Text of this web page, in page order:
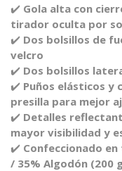
✔️ Gola alta con
tirador oculta por
✔️ Dos bolsillos de
velcro
✔️ Dos bolsillos
✔️ Puños elásticos y
presilla para mejor
✔️ Detalles
mayor visibilidad y
✔️ Confeccionado
/ 35% Algodón (200